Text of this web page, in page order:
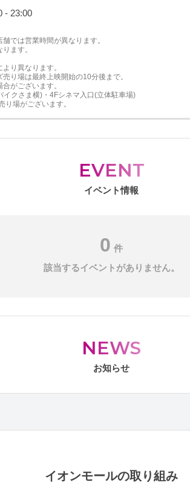
- 23:00
では営業時間が異なります。
ます。
り異なります。
り場は最終上映開始の10分後まで。
がございます。
クさま横)・4Fシネマ入口(立体駐車場)
場がございます。
EVENT
イベント情報
0 件
該当するイベントがありません。
NEWS
お知らせ
イオンモールの取り組み